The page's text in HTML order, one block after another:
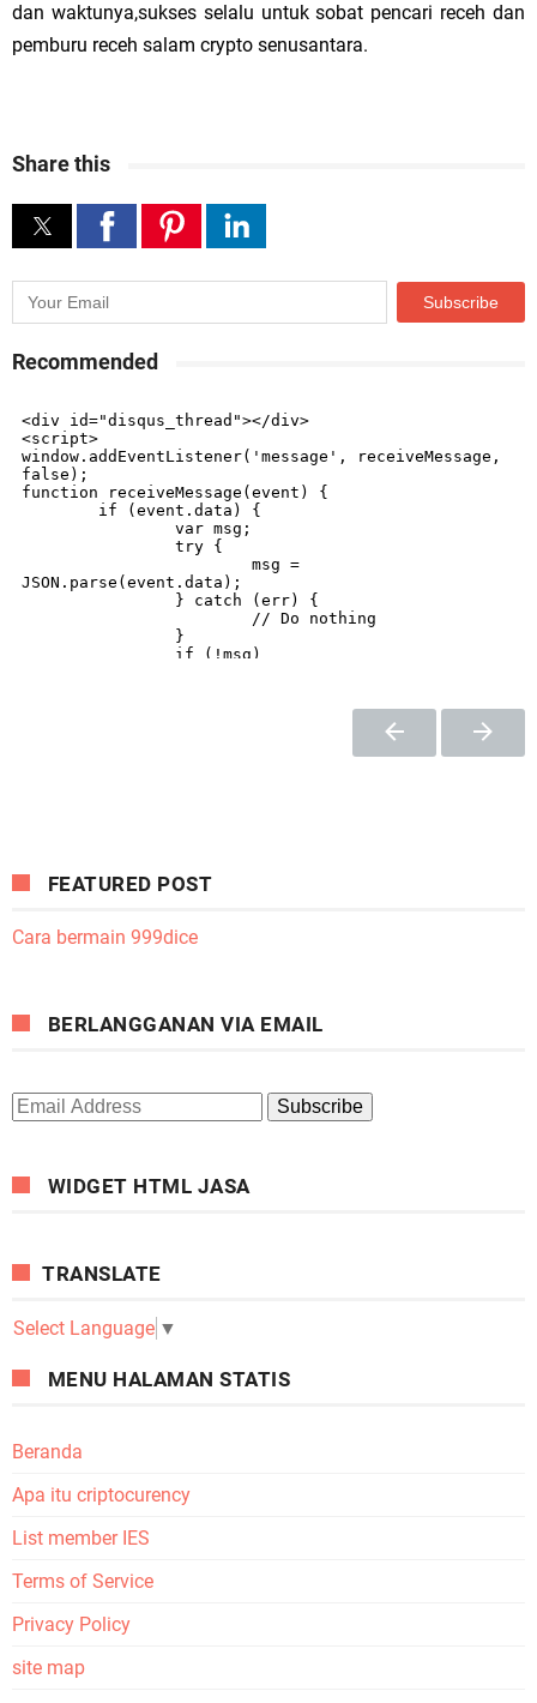
dan waktunya,sukses selalu untuk sobat pencari receh dan
pemburu receh salam crypto senusantara.
Share this
Recommended
FEATURED POST
Cara bermain 999dice
BERLANGGANAN VIA EMAIL
WIDGET HTML JASA
TRANSLATE
Select Language ▼
MENU HALAMAN STATIS
Beranda
Apa itu criptocurency
List member IES
Terms of Service
Privacy Policy
site map